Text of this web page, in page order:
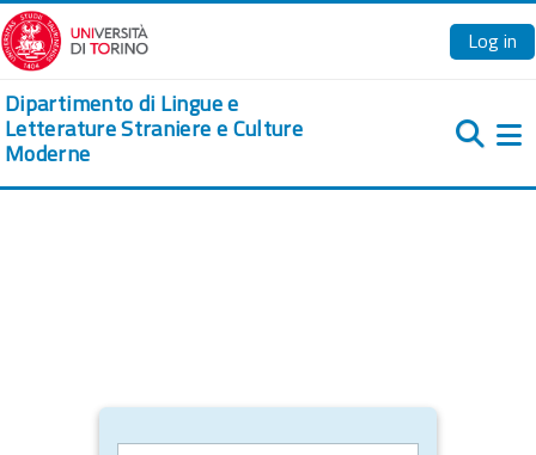
Skip to main content
Log in
Dipartimento di Lingue e
Letterature Straniere e Culture
Moderne